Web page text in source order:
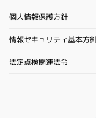
個人情報保護方針
情報セキュリティ基本方
法定点検関連法令